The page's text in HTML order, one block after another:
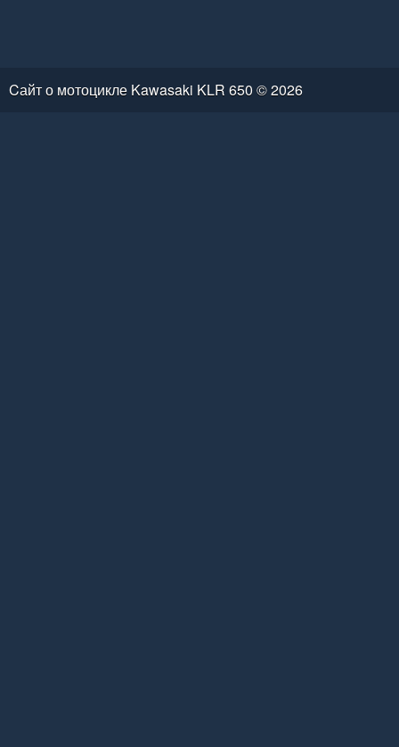
Cайт о мотоцикле Kawasaki KLR 650 © 2026